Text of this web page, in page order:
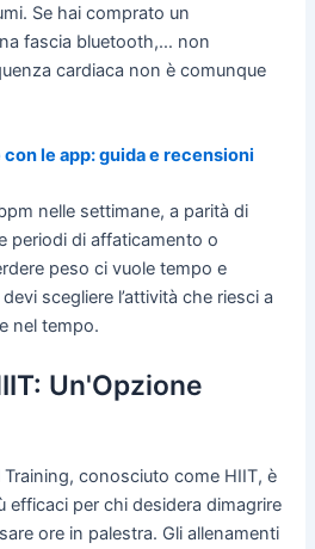
Se hai comprato un
fascia bluetooth,… non
cardiaca non è comunque
le app: guida e recensioni
nelle settimane, a parità di
periodi di affaticamento o
peso ci vuole tempo e
scegliere l’attività che riesci a
nel tempo.
Un'Opzione
conosciuto come HIIT, è
efficaci per chi desidera dimagrire
ore in palestra. Gli allenamenti